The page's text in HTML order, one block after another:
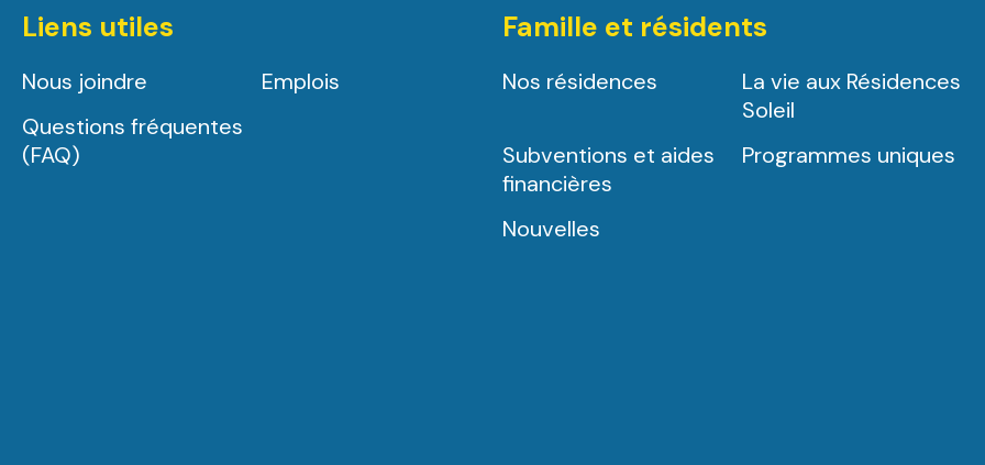
Liens utiles
Nous joindre
Emplois
Questions fréquentes
(FAQ)
Famille et résidents
Nos résidences
La vie aux Résidences
Soleil
Subventions et aides
financières
Programmes uniques
Nouvelles